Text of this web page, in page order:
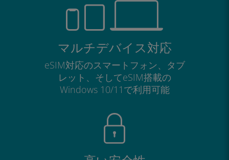
マルチデバイス対応
eSIM対応のスマートフォン、タブ
レット、そしてeSIM搭載の
Windows 10/11で利用可能